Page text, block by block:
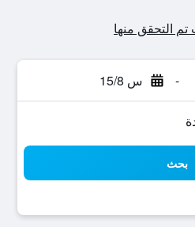
- س 15/8
بحث